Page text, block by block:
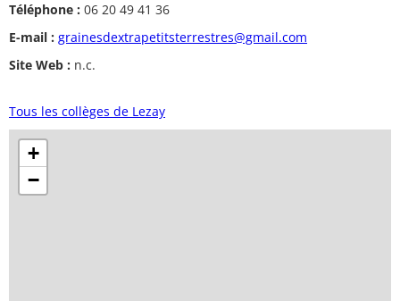
Téléphone : 06 20 49 41 36
E-mail : grainesdextrapetitsterrestres@gmail.com
Site Web : n.c.
Tous les collèges de Lezay
+
−